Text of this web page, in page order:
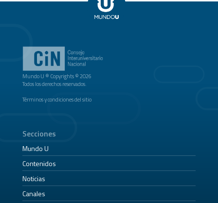
Mundo U ® Copyrights © 2026
Todos los derechos reservados.
Términos y condiciones del sitio
Secciones
Mundo U
Contenidos
Noticias
Canales